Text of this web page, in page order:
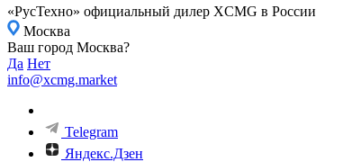
«РусТехно» официальный дилер XCMG в России
Москва
Ваш город Москва?
Да Нет
info@xcmg.market
Telegram
Яндекс.Дзен